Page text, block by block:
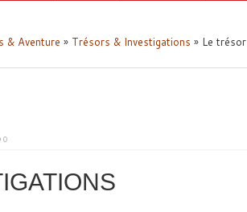
& Aventure » Trésors & Investigations » Le trésor
0